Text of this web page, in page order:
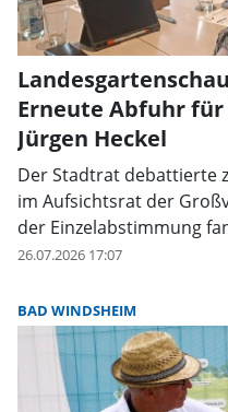
Erneute Abfuhr
Jürgen Heckel
Der Stadtrat debattierte
im Aufsichtsrat der
der Einzelabstimmung
26.07.2026 17:07
BAD WINDSHEIM